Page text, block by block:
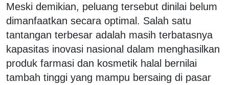
Meski demikian, peluang tersebut dinilai belum
dimanfaatkan secara optimal. Salah satu
tantangan terbesar adalah masih terbatasnya
kapasitas inovasi nasional dalam menghasilkan
produk farmasi dan kosmetik halal bernilai
tambah tinggi yang mampu bersaing di pasar